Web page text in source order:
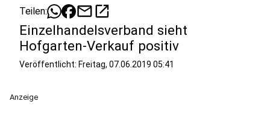
Teilen: mailopen_in_new
Einzelhandelsverband sieht
Hofgarten-Verkauf positiv
Veröffentlicht: Freitag, 07.06.2019 05:41
Anzeige